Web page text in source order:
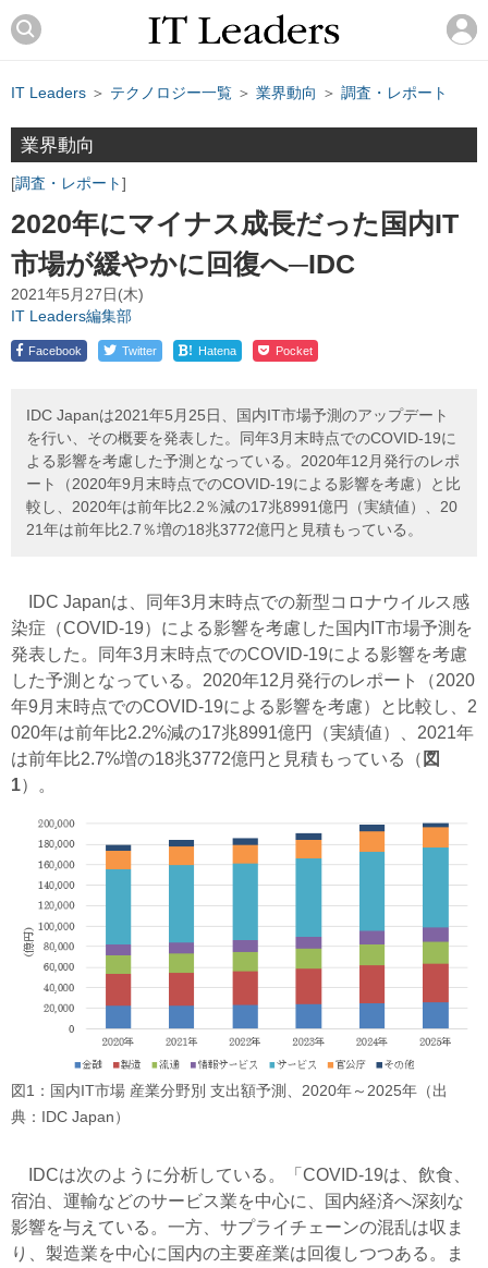
IT Leaders ＞ テクノロジー一覧 ＞ 業界動向 ＞ 調査・レポート
業界動向
調査・レポート
2020年にマイナス成長だった国内IT
市場が緩やかに回復へ─IDC
2021年5月27日(木)
IT Leaders編集部
Facebook Twitter ! Hatena Pocket
IDC Japanは2021年5月25日、国内IT市場予測のアップデート
を行い、その概要を発表した。同年3月末時点でのCOVID-19に
よる影響を考慮した予測となっている。2020年12月発行のレポ
ート（2020年9月末時点でのCOVID-19による影響を考慮）と比
較し、2020年は前年比2.2％減の17兆8991億円（実績値）、20
21年は前年比2.7％増の18兆3772億円と見積もっている。
IDC Japanは、同年3月末時点での新型コロナウイルス感
染症（COVID-19）による影響を考慮した国内IT市場予測を
発表した。同年3月末時点でのCOVID-19による影響を考慮
した予測となっている。2020年12月発行のレポート（2020
年9月末時点でのCOVID-19による影響を考慮）と比較し、2
020年は前年比2.2%減の17兆8991億円（実績値）、2021年
は前年比2.7%増の18兆3772億円と見積もっている（ 図
1）。
図1：国内IT市場 産業分野別 支出額予測、2020年～2025年（出
典：IDC Japan）
IDCは次のように分析している。「COVID-19は、飲食、
宿泊、運輸などのサービス業を中心に、国内経済へ深刻な
影響を与えている。一方、サプライチェーンの混乱は収ま
り、製造業を中心に国内の主要産業は回復しつつある。ま